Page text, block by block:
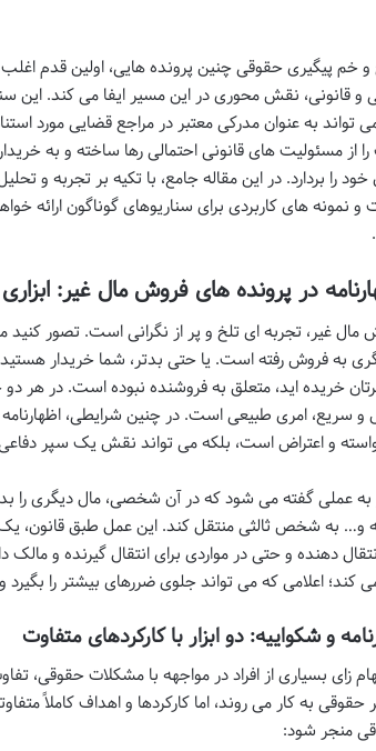
و خم پیگیری حقوقی چنین پرونده هایی، اولین قدم
و قانونی، نقش محوری در این مسیر ایفا می کند. این
تواند به عنوان مدرکی معتبر در مراجع قضایی مورد
از مسئولیت های قانونی احتمالی رها ساخته و به
را بردارد. در این مقاله جامع، با تکیه بر تجربه و
نمونه های کاربردی برای سناریوهای گوناگون ارائه
در پرونده های فروش مال غیر: ابزاری
مال غیر، تجربه ای تلخ و پر از نگرانی است. تصور
به فروش رفته است. یا حتی بدتر، شما خریدار
خریده اید، متعلق به فروشنده نبوده است. در هر
امری طبیعی است. در چنین شرایطی، اظهارنامه
و اعتراض است، بلکه می تواند نقش یک سپر دفاعی
عملی گفته می شود که در آن شخصی، مال دیگری را
و… به شخص ثالثی منتقل کند. این عمل طبق
دهنده و حتی در مواردی برای انتقال گیرنده و مالک
کند؛ اعلامی که می تواند جلوی ضررهای بیشتر را بگیرد
و شکواییه: دو ابزار با کارکردهای متفاوت
زای بسیاری از افراد در مواجهه با مشکلات حقوقی،
به کار می روند، اما کارکردها و اهداف کاملاً
منجر شود: